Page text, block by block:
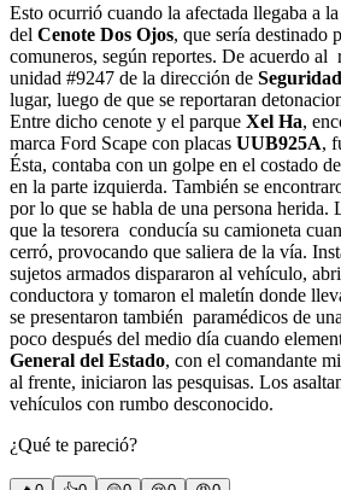
Esto ocurrió cuando la afectada llegaba a
del Cenote Dos Ojos, que sería destinado
comuneros, según reportes. De acuerdo al
unidad #9247 de la dirección de
lugar, luego de que se reportaran
Entre dicho cenote y el parque Xel Ha,
marca Ford Scape con placas UUB925A,
Ésta, contaba con un golpe en el costado
en la parte izquierda. También se
por lo que se habla de una persona herida.
que la tesorera conducía su camioneta
cerró, provocando que saliera de la vía.
sujetos armados dispararon al vehículo,
conductora y tomaron el maletín donde
se presentaron también paramédicos de
poco después del medio día cuando
General del Estado, con el comandante
al frente, iniciaron las pesquisas. Los
vehículos con rumbo desconocido.
¿Qué te pareció?